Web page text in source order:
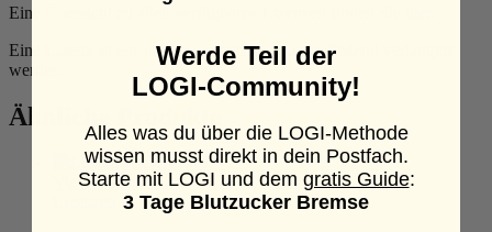
Eine Übersicht zu allen verfügbaren Lizenzen finden Sie
Eine Lizenz ist ein Jahr gültig und muss anschließend verlängert
werden.
Ähnliche Produkte
View Details
Werde Teil der
LOGI-Community!
Alles was du über die LOGI-Methode
wissen musst direkt in dein Postfach.
Starte mit LOGI und dem gratis Guide:
3 Tage Blutzucker Bremse